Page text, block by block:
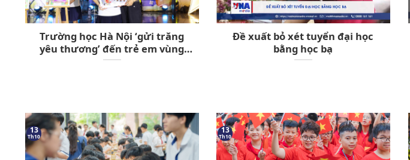
Trường học Hà Nội ‘gửi trăng
yêu thương’ đến trẻ em vùng
cao
Đề xuất bỏ xét tuyển đại học
bằng học bạ
13
Th10
13
Th10